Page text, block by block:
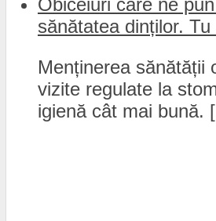
Obiceiuri care ne
sănătatea dinților.
Menținerea sănătății
vizite regulate la
igienă cât mai bună.